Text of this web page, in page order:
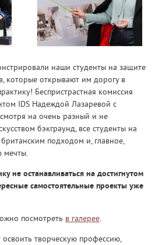
наши студенты на защите
которые открывают им дорогу в
Беспристрастная комиссия
IDS Надеждой Лазаревой с
на очень разный и не
бэкграунд, все студенты на
подходом и, главное,
мечты.
не останавливаться на достигнутом
самостоятельные проекты уже
посмотреть в галерее.
освоить творческую профессию,